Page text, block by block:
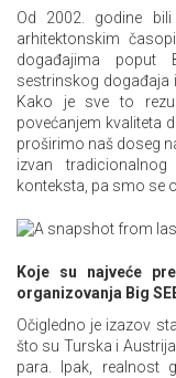
Od 2002. godine
arhitektonskim
događajima poput
sestrinskog događaja
Kako je sve to
povećanjem kvaliteta
proširimo naš doseg
izvan
konteksta, pa smo se
Koje su najveće
organizovanja Big
Očigledno je izazov
što su Turska i
para. Ipak, realnost